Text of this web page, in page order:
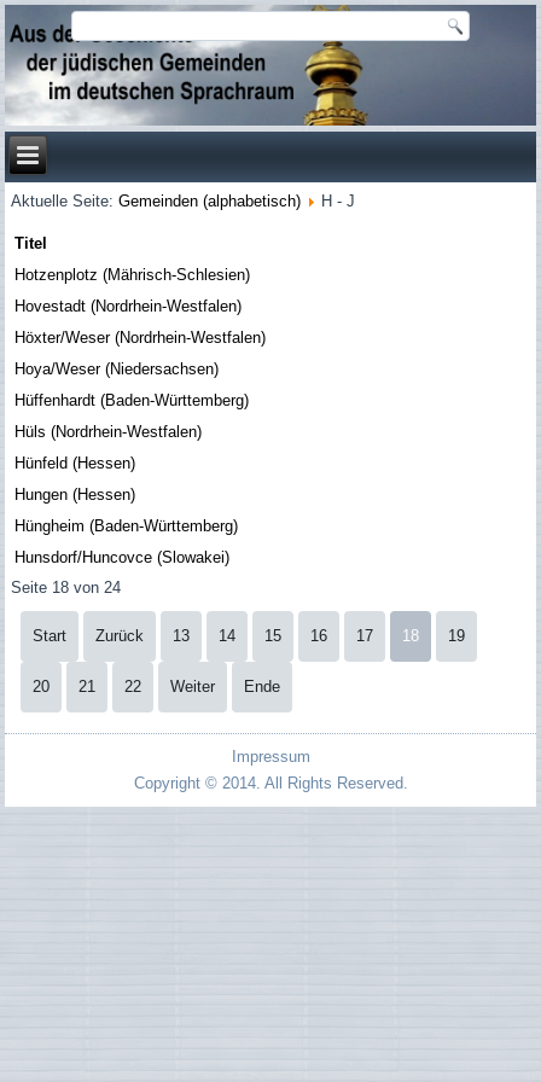
Aktuelle Seite:Gemeinden (alphabetisch) H - J
Titel
Hotzenplotz (Mährisch-Schlesien)
Hovestadt (Nordrhein-Westfalen)
Höxter/Weser (Nordrhein-Westfalen)
Hoya/Weser (Niedersachsen)
Hüffenhardt (Baden-Württemberg)
Hüls (Nordrhein-Westfalen)
Hünfeld (Hessen)
Hungen (Hessen)
Hüngheim (Baden-Württemberg)
Hunsdorf/Huncovce (Slowakei)
Seite 18 von 24
Start Zurück 13 14 15 16 17 18 19
20 21 22 Weiter Ende
Impressum
Copyright © 2014. All Rights Reserved.